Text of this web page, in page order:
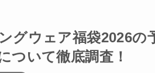
グウェア福袋2026の
ついて徹底調査！